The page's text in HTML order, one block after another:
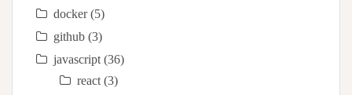
docker(5)
github (3)
javascript (36)
react (3)